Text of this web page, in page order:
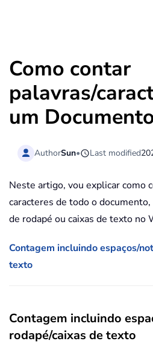
Como contar
palavras/
um
AuthorSun• Last modified
Neste artigo, vou explicar como
caracteres de todo o
de rodapé ou caixas de texto no
Contagem incluindo espaços/
texto
Contagem incluindo
rodapé/caixas de texto